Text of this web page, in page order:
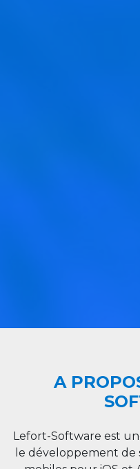
A
Lefort-Software est
le développement de